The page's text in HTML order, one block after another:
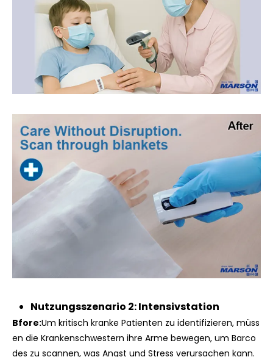
Nutzungsszenario 2: Intensivstation
Bfore:Um kritisch kranke Patienten zu identifizieren, müss
en die Krankenschwestern ihre Arme bewegen, um Barco
des zu scannen, was Angst und Stress verursachen kann.